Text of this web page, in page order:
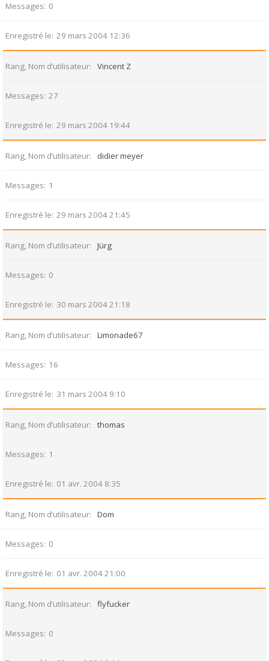
Messages 0
Enregistré le 29 mars 2004 12:36
Rang, Nom d’utilisateur Vincent Z
Messages 27
Enregistré le 29 mars 2004 19:44
Rang, Nom d’utilisateur didier meyer
Messages 1
Enregistré le 29 mars 2004 21:45
Rang, Nom d’utilisateur Jürg
Messages 0
Enregistré le 30 mars 2004 21:18
Rang, Nom d’utilisateur Limonade67
Messages 16
Enregistré le 31 mars 2004 9:10
Rang, Nom d’utilisateur thomas
Messages 1
Enregistré le 01 avr. 2004 8:35
Rang, Nom d’utilisateur Dom
Messages 0
Enregistré le 01 avr. 2004 21:00
Rang, Nom d’utilisateur flyfucker
Messages 0